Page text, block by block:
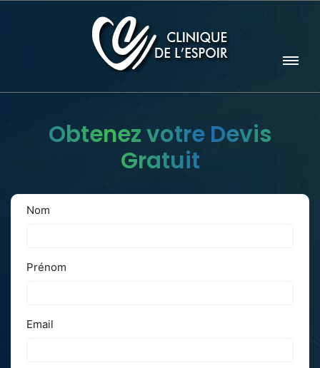
Obtenez votre Devis
Gratuit